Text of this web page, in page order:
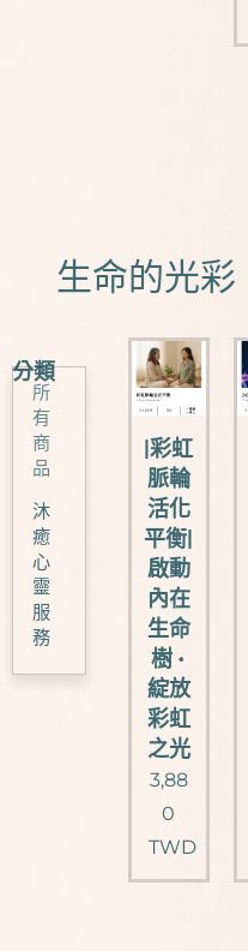
🌈生命的光彩
分類
所
有
商
品
沐
癒
心
靈
服
務
|彩虹
脈輪
活化
平衡|
啟動
內在
生命
樹 •
綻放
彩虹
之光
3,88
0
TWD